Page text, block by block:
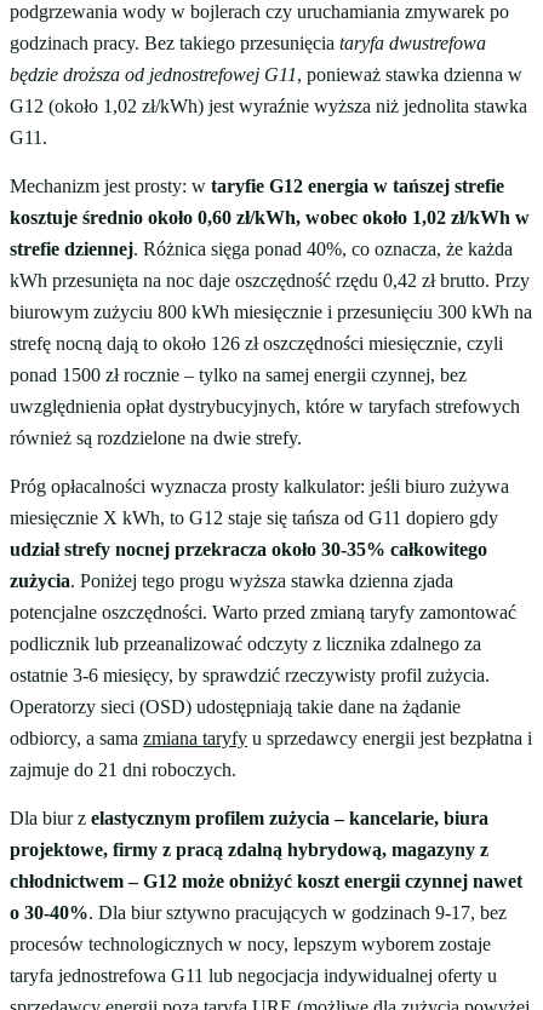
podgrzewania wody w bojlerach czy uruchamiania zmywarek po
godzinach pracy. Bez takiego przesunięcia taryfa dwustrefowa
będzie droższa od jednostrefowej G11, ponieważ stawka dzienna w
G12 (około 1,02 zł/kWh) jest wyraźnie wyższa niż jednolita stawka
G11.
Mechanizm jest prosty: w taryfie G12 energia w tańszej strefie
kosztuje średnio około 0,60 zł/kWh, wobec około 1,02 zł/kWh w
strefie dziennej. Różnica sięga ponad 40%, co oznacza, że każda
kWh przesunięta na noc daje oszczędność rzędu 0,42 zł brutto. Przy
biurowym zużyciu 800 kWh miesięcznie i przesunięciu 300 kWh na
strefę nocną dają to około 126 zł oszczędności miesięcznie, czyli
ponad 1500 zł rocznie – tylko na samej energii czynnej, bez
uwzględnienia opłat dystrybucyjnych, które w taryfach strefowych
również są rozdzielone na dwie strefy.
Próg opłacalności wyznacza prosty kalkulator: jeśli biuro zużywa
miesięcznie X kWh, to G12 staje się tańsza od G11 dopiero gdy
udział strefy nocnej przekracza około 30-35% całkowitego
zużycia. Poniżej tego progu wyższa stawka dzienna zjada
potencjalne oszczędności. Warto przed zmianą taryfy zamontować
podlicznik lub przeanalizować odczyty z licznika zdalnego za
ostatnie 3-6 miesięcy, by sprawdzić rzeczywisty profil zużycia.
Operatorzy sieci (OSD) udostępniają takie dane na żądanie
odbiorcy, a sama zmiana taryfy u sprzedawcy energii jest bezpłatna i
zajmuje do 21 dni roboczych.
Dla biur z elastycznym profilem zużycia – kancelarie, biura
projektowe, firmy z pracą zdalną hybrydową, magazyny z
chłodnictwem – G12 może obniżyć koszt energii czynnej nawet
o 30-40%. Dla biur sztywno pracujących w godzinach 9-17, bez
procesów technologicznych w nocy, lepszym wyborem zostaje
taryfa jednostrefowa G11 lub negocjacja indywidualnej oferty u